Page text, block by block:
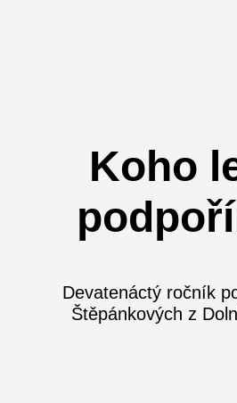
Koho
Devatenáctý ročník
Štěpánkových z